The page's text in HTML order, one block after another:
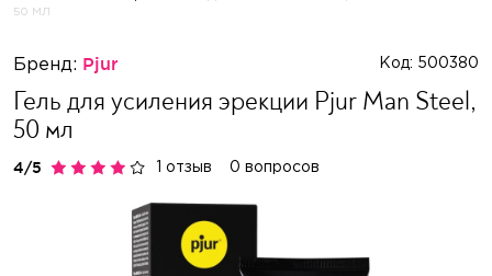
50 МЛ
Бренд: Pjur Код: 500380
Гель для усиления эрекции Pjur Man Steel,
50 мл
1 отзыв 0 вопросов